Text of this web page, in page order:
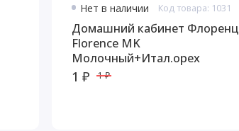
Нет в наличии Код товара: 1031
Домашний кабинет Флоренц
Florence MK
Молочный+Итал.орех
1 ₽ 1 ₽